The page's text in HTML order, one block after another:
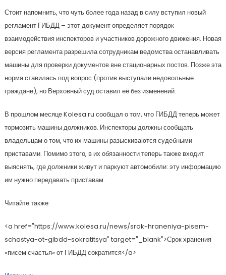
Стоит напомнить, что чуть более года назад в силу вступил новый
регламент ГИБДД – этот документ определяет порядок
взаимодействия инспекторов и участников дорожного движения. Новая
версия регламента разрешила сотрудникам ведомства останавливать
машины для проверки документов вне стационарных постов. Позже эта
норма ставилась под вопрос (против выступали недовольные
граждане), но Верховный суд оставил её без изменений.
В прошлом месяце Kolesa.ru сообщал о том, что ГИБДД теперь может
тормозить машины должников. Инспекторы должны сообщать
владельцам о том, что их машины разыскиваются судебными
приставами. Помимо этого, в их обязанности теперь также входит
выяснять, где должники живут и паркуют автомобили: эту информацию
им нужно передавать приставам.
Читайте также:
<a href="https://www.kolesa.ru/news/srok-hraneniya-pisem-
schastya-ot-gibdd-sokratitsya" target="_blank">Срок хранения
«писем счастья» от ГИБДД сократится</a>